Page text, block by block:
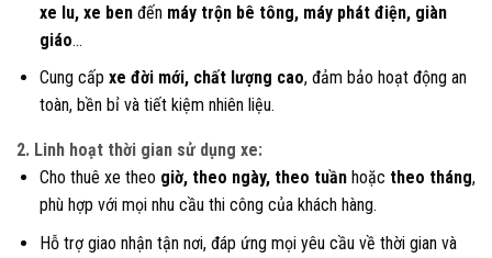
xe lu, xe benđến máy trộn bê tông, máy phát điện, giàn
giáo…
Cung cấp xe đời mới, chất lượng cao, đảm bảo hoạt động an
toàn, bền bỉ và tiết kiệm nhiên liệu.
2. Linh hoạt thời gian sử dụng xe:
Cho thuê xe theo giờ, theo ngày, theo tuầnhoặc theo tháng,
phù hợp với mọi nhu cầu thi công của khách hàng.
Hỗ trợ giao nhận tận nơi, đáp ứng mọi yêu cầu về thời gian và